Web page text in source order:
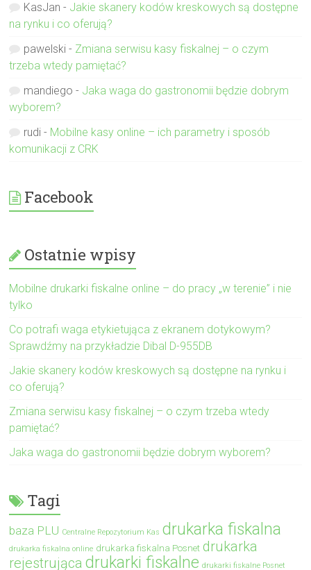
KasJan - Jakie skanery kodów kreskowych są dostępne
na rynku i co oferują?
pawelski - Zmiana serwisu kasy fiskalnej – o czym
trzeba wtedy pamiętać?
mandiego - Jaka waga do gastronomii będzie dobrym
wyborem?
rudi - Mobilne kasy online – ich parametry i sposób
komunikacji z CRK
Facebook
Ostatnie wpisy
Mobilne drukarki fiskalne online – do pracy „w terenie” i nie
tylko
Co potrafi waga etykietująca z ekranem dotykowym?
Sprawdźmy na przykładzie Dibal D-955DB
Jakie skanery kodów kreskowych są dostępne na rynku i
co oferują?
Zmiana serwisu kasy fiskalnej – o czym trzeba wtedy
pamiętać?
Jaka waga do gastronomii będzie dobrym wyborem?
Tagi
baza PLU Centralne Repozytorium Kas drukarka fiskalna
drukarka fiskalna online drukarka fiskalna Posnet drukarka
rejestrująca drukarki fiskalne drukarki fiskalne Posnet